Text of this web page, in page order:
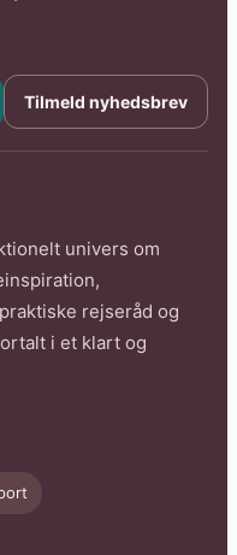
Tilmeld nyhedsbrev
univers om
rejseråd og
i et klart og